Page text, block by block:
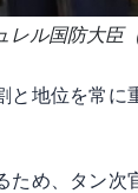
ル国防大臣
地位を常に
め、タン次